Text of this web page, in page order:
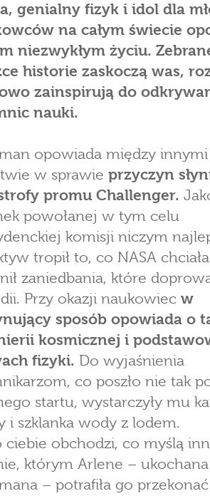
genialny fizyk i idol dla
na całym świecie
niezwykłym życiu.
historie zaskoczą was,
zainspirują do
nauki.
opowiada między
w sprawie przyczyn
promu Challenger.
powołanej w tym celu
komisji niczym
tropił to, co NASA
zaniedbania, które
Przy okazji naukowiec w
sposób opowiada o
kosmicznej i
fizyki. Do wyjaśnienia
co poszło nie tak
startu, wystarczyły mu
i szklanka wody z lodem.
ciebie obchodzi, co myślą
którym Arlene –
– potrafiła go